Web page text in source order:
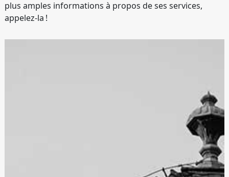
plus amples informations à propos de ses services,
appelez-la !